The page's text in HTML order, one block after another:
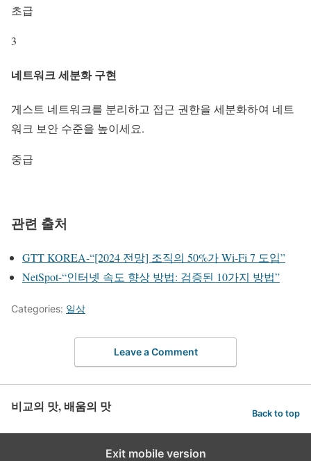
초급
3
네트워크 세분화 구현
게스트 네트워크를 분리하고 접근 권한을 세분화하여 네트
워크 보안 수준을 높이세요.
중급
관련 출처
GTT KOREA-“[2024 전망] 조직의 50%가 Wi-Fi 7 도입”
NetSpot-“인터넷 속도 향상 방법: 검증된 10가지 방법”
Categories: 일상
Leave a Comment
비교의 맛, 배움의 맛 Back to top
Exit mobile version